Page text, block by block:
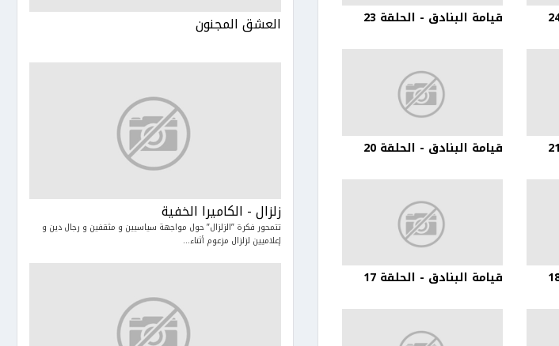
قيامة البنادق - الحلقة 23
قيامة البنادق - الحلقة 20
قيامة البنادق - الحلقة 17
العشق المجنون
زلزال - الكاميرا الخفية
تتمحور فكرة ”الزلزال” حول مواجهة سياسيين و مثقفين و رجال دين و
إعلاميين لزلزال مزعوم أثناء...